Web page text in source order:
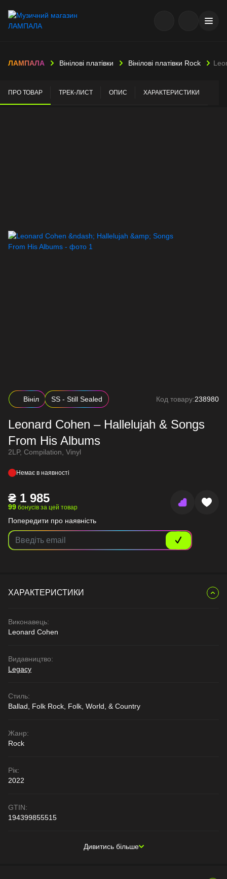
ЛАМПАЛА Вінілові платівки Вінілові платівки Rock
ПРО ТОВАР ТРЕК-ЛИСТ ОПИС ХАРАКТЕРИСТИКИ
Вініл SS - Still Sealed Код товару:238980
Leonard Cohen – Hallelujah & Songs
From His Albums
2LP, Compilation, Vinyl
Немає в наявності
₴ 1 985
99 бонусів за цей товар
Попередити про наявність
ХАРАКТЕРИСТИКИ
Виконавець:
Leonard Cohen
Видавництво:
Legacy
Стиль:
Ballad, Folk Rock, Folk, World, & Country
Жанр:
Rock
Рік:
2022
GTIN:
194399855515
Дивитись більше